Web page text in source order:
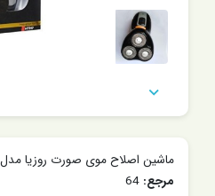

ماشین اصلاح موی صورت روزیا مدل HT-917
مرجع: